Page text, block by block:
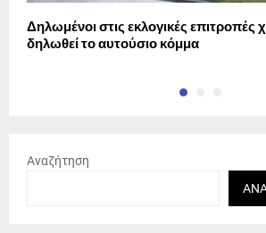
Δηλωμένοι στις εκλογικές επιτροπές
δηλωθεί το αυτούσιο κόμμα
Αναζήτηση